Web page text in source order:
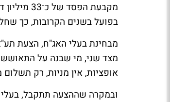
מקבעת
בפועל בשנים הקרובות, כך
מבחינת בעלי האג"ח, הצעת
מצד שני, מי שבנה על
אופציות, אין מניות, רק תשלום
ובמקרה שההצעה תתקבל, בעלי